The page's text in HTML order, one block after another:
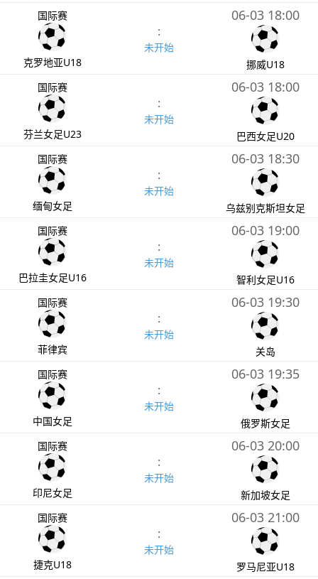
国际赛
克罗地亚U18
:
未开始
06-03 18:00
挪威U18
国际赛
芬兰女足U23
:
未开始
06-03 18:00
巴西女足U20
国际赛
缅甸女足
:
未开始
06-03 18:30
乌兹别克斯坦女足
国际赛
巴拉圭女足U16
:
未开始
06-03 19:00
智利女足U16
国际赛
菲律宾
:
未开始
06-03 19:30
关岛
国际赛
中国女足
:
未开始
06-03 19:35
俄罗斯女足
国际赛
印尼女足
:
未开始
06-03 20:00
新加坡女足
国际赛
捷克U18
:
未开始
06-03 21:00
罗马尼亚U18